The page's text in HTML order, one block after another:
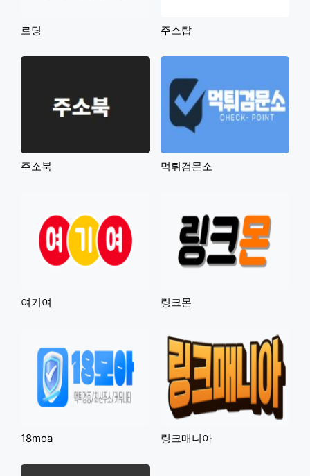
로딩 주소탑
주소북 먹튀검문소
여기여 링크몬
18moa 링크매니아